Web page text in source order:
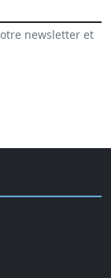
newsletter et